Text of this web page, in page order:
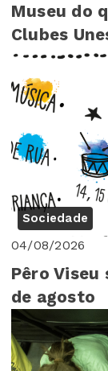
Museu do
Clubes
Sociedade
04/08/2026
Pêro Viseu
de agosto